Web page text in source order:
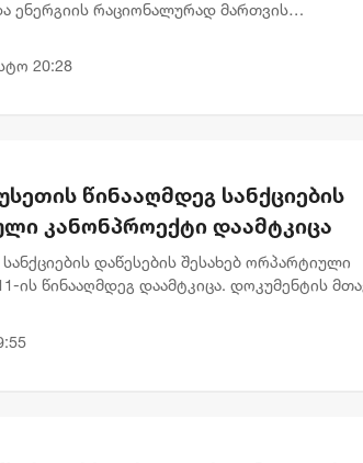
ენერგიის რაციონალურად მართვის
20:28
წინააღმდეგ სანქციების
კანონპროექტი დაამტკიცა
დაწესების შესახებ ორპარტიული
ის წინააღმდეგ დაამტკიცა. დოკუმენტის